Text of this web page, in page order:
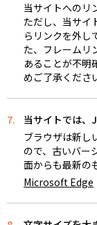
当サイトへのリ
ただし、当サイ
らリンクを外し
た、フレームリ
あることが不明
めご了承くださ
7.
当サイトでは
ブラウザは新し
ので、古いバー
面からも最新の
Microsoft Edge